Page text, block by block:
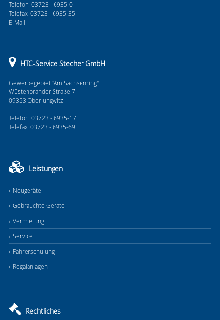
Telefon: 03723 - 6935-0
Telefax: 03723 - 6935-35
E-Mail:
HTC-Service Stecher GmbH
Gewerbegebiet "Am Sachsenring"
Wüstenbrander Straße 7
09353 Oberlungwitz
Telefon: 03723 - 6935-17
Telefax: 03723 - 6935-69
Leistungen
Neugeräte
Gebrauchte Geräte
Vermietung
Service
Fahrerschulung
Regalanlagen
Rechtliches